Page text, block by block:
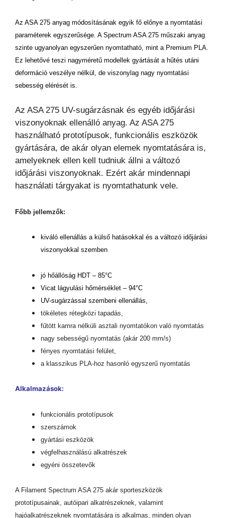
Az ASA 275 anyag módosításának egyik fő előnye a nyomtatási
paraméterek egyszerűsége. A Spectrum ASA 275 műszaki anyag
szinte ugyanolyan egyszerűen nyomtatható, mint a Premium PLA.
Ez lehetővé teszi nagyméretű modellek gyártását a hűtés utáni
deformáció veszélye nélkül, de viszonylag nagy nyomtatási
sebesség elérését is.
Az ASA 275 UV-sugárzásnak és egyéb időjárási
viszonyoknak ellenálló anyag. Az ASA 275
használható prototípusok, funkcionális eszközök
gyártására, de akár olyan elemek nyomtatására is,
amelyeknek ellen kell tudniuk állni a változó
időjárási viszonyoknak. Ezért akár mindennapi
használati tárgyakat is nyomtathatunk vele.
Főbb jellemzők:
kiváló ellenállás a külső hatásokkal és a változó időjárási
viszonyokkal szemben
jó hőállóság HDT – 85°C
Vicat lágyulási hőmérséklet – 94°C
UV-sugárzással szembeni ellenállás,
tökéletes rétegközi tapadás,
fűtött kamra nélküli asztali nyomtatókon való nyomtatás
nagy sebességű nyomtatás (akár 200 mm/s)
fényes nyomtatási felület,
a klasszikus PLA-hoz hasonló egyszerű nyomtatás
Alkalmazások:
funkcionális prototípusok
szerszámok
gyártási eszközök
végfelhasználású alkatrészek
egyéni összetevők
A Filament Spectrum ASA 275 akár sporteszközök
prototípusainak, autóipari alkatrészeknek, valamint
hajóalkatrészeknek nyomtatására is alkalmas, minden olyan